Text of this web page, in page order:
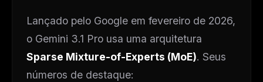
Lançado pelo Google em fevereiro de 2026,
o Gemini 3.1 Pro usa uma arquitetura
Sparse Mixture-of-Experts (MoE). Seus
números de destaque: